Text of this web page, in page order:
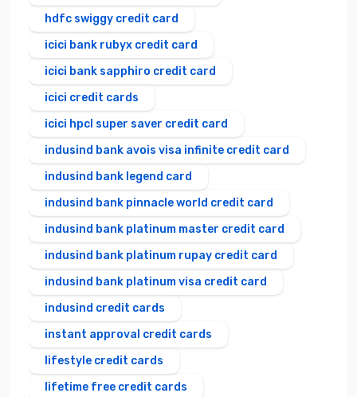
hdfc swiggy credit card
icici bank rubyx credit card
icici bank sapphiro credit card
icici credit cards
icici hpcl super saver credit card
indusind bank avois visa infinite credit card
indusind bank legend card
indusind bank pinnacle world credit card
indusind bank platinum master credit card
indusind bank platinum rupay credit card
indusind bank platinum visa credit card
indusind credit cards
instant approval credit cards
lifestyle credit cards
lifetime free credit cards